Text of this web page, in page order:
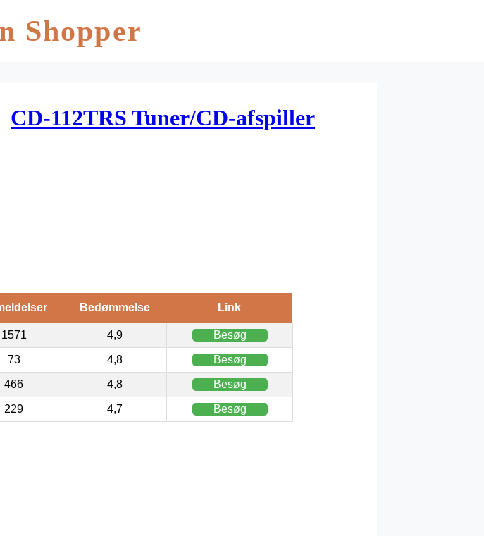
Shopper
CD-112TRS Tuner/CD-afspiller
Bedømmelse Link
1571 4,9 Besøg
73 4,8 Besøg
466 4,8 Besøg
229 4,7 Besøg